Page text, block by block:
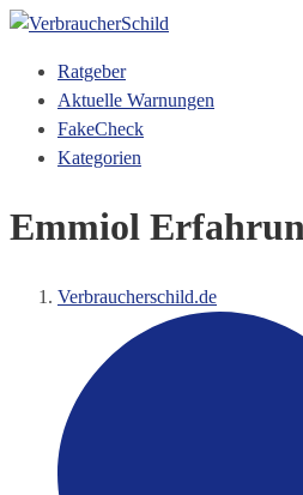
Ratgeber
Aktuelle Warnungen
FakeCheck
Kategorien
Emmiol
Verbraucherschild.de